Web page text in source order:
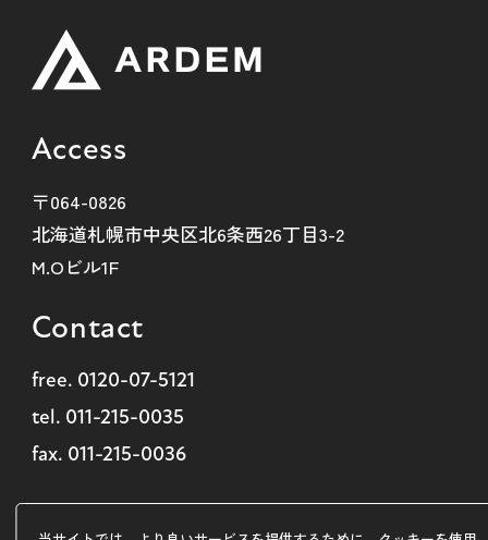
Access
〒064-0826
北海道札幌市中央区北6条西26丁目3-2
M.Oビル1F
Contact
free. 0120-07-5121
tel. 011-215-0035
fax. 011-215-0036